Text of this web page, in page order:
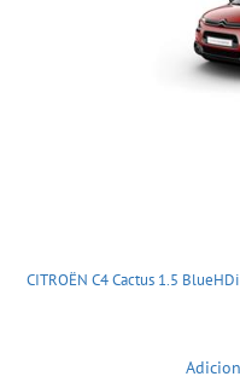
CITROËN C4 Cactus 1.5